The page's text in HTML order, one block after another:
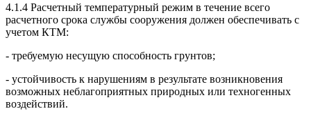
4.1.4 Расчетный температурный режим в течение всего
расчетного срока службы сооружения должен обеспечивать с
учетом КТМ:
- требуемую несущую способность грунтов;
- устойчивость к нарушениям в результате возникновения
возможных неблагоприятных природных или техногенных
воздействий.